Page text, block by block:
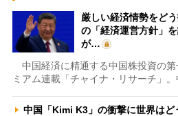
厳しい経済情勢をど
の「経済運営方針」
が…
中国経済に精通する中国株投資の第
ミアム連載「チャイナ・リサーチ」。
中国「Kimi K3」の衝撃に世界は